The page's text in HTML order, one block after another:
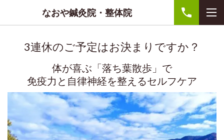
なおや鍼灸院・整体院
3連休のご予定はお決まりですか？
体が喜ぶ「落ち葉散歩」で
免疫力と自律神経を整えるセルフケア